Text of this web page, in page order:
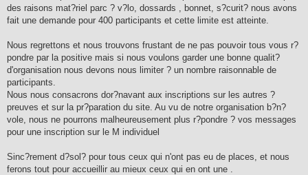
des raisons mat?riel parc ? v?lo, dossards , bonnet, s?curit? nous avons
fait une demande pour 400 participants et cette limite est atteinte.
Nous regrettons et nous trouvons frustant de ne pas pouvoir tous vous r?
pondre par la positive mais si nous voulons garder une bonne qualit?
d'organisation nous devons nous limiter ? un nombre raisonnable de
participants.
Nous nous consacrons dor?navant aux inscriptions sur les autres ?
preuves et sur la pr?paration du site. Au vu de notre organisation b?n?
vole, nous ne pourrons malheureusement plus r?pondre ? vos messages
pour une inscription sur le M individuel
Sinc?rement d?sol? pour tous ceux qui n'ont pas eu de places, et nous
ferons tout pour accueillir au mieux ceux qui en ont une .